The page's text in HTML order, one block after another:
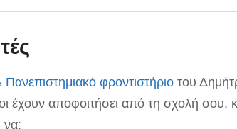
Πανεπιστημιακό φροντιστήριο του
έχουν αποφοιτήσει από τη σχολή σου,
να: